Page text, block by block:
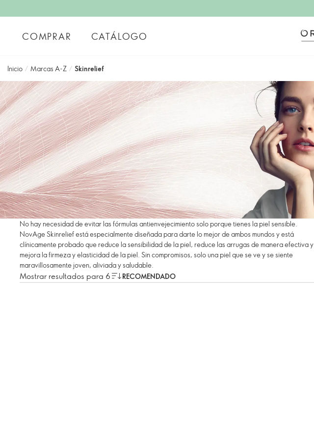
COMPRAR CATÁLOGO
Inicio / Marcas A-Z / Skinrelief
No hay necesidad de evitar las fórmulas antienvejecimiento solo porque tienes la piel sensible.
NovAge Skinrelief está especialmente diseñada para darte lo mejor de ambos mundos y está
clínicamente probado que reduce la sensibilidad de la piel, reduce las arrugas de manera efectiva y
mejora la firmeza y elasticidad de la piel. Sin compromisos, solo una piel que se ve y se siente
maravillosamente joven, aliviada y saludable.
Mostrar resultados para 6 RECOMENDADO